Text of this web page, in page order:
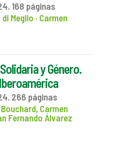
168 páginas
Meglio · Carmen
y Género.
266 páginas
Carmen
Fernando Álvarez